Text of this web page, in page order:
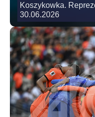
Koszykowka.
30.06.2026